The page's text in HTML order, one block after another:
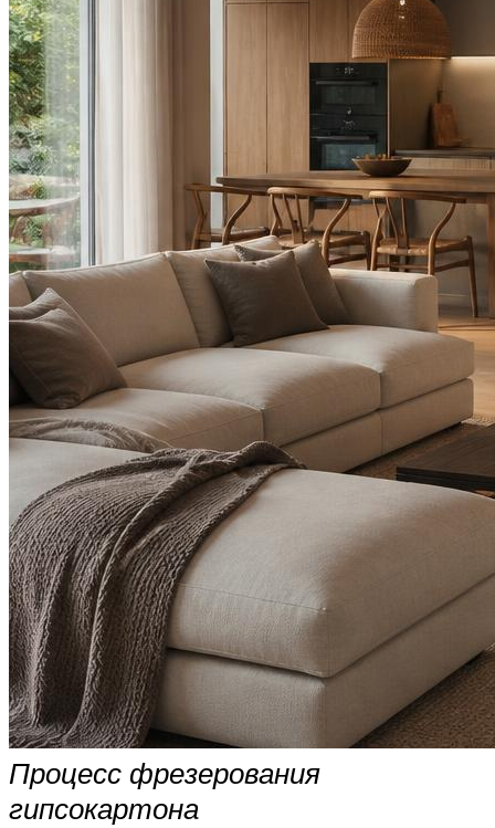
Процесс фрезерования
гипсокартона